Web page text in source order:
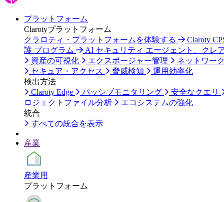
プラットフォーム
Clarotyプラットフォーム
クラロティ・プラットフォームを体験する
Claroty
護 プログラム
AI セキュリティ エージェント、クレ
資産の可視化
エクスポージャー管理
ネットワー
セキュア・アクセス
脅威検知
運用効率化
検出方法
Claroty Edge
パッシブモニタリング
安全なクエリ
ロジェクトファイル分析
エコシステムの強化
統合
すべての統合を表示
産業
産業用
プラットフォーム